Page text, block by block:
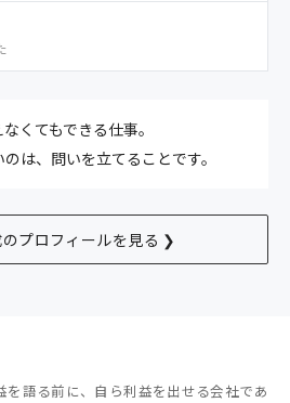
くてもできる仕事。
は、問いを立てることです。
プロフィールを見る ❯
語る前に、 自ら利益を出せる会社であ